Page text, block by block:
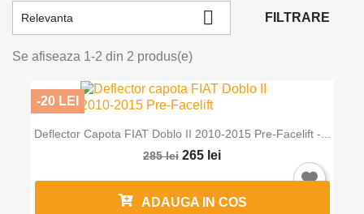
Relevanta  FILTRARE
Se afiseaza 1-2 din 2 produs(e)
Deflector Capota FIAT Doblo II 2010-2015 Pre-Facelift -...
285 lei 265 lei
-20 LEI
ADAUGA IN COS